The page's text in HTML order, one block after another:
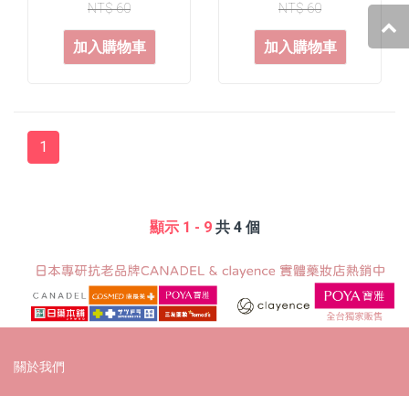
NT$ 60
加入購物車
NT$ 60
加入購物車
1
顯示 1 - 9 共 4 個
關於我們